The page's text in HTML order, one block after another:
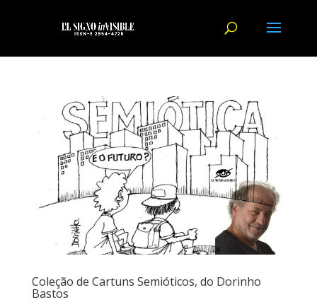
Coleção de Cartuns Semióticos, do Dorinho
Bastos